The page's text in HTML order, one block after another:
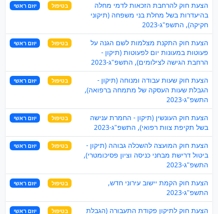
הצעת חוק להרחבת הזכאות לדמי מחלה
בהיעדרות בשל מחלת בני משפחה (תיקוני
חקיקה), התשפ"ג-2023
בטיפול יוזם ראשי
הצעת חוק התקנת מצלמות לשם הגנה על
פעוטות במעונות יום לפעוטות (תיקון -
הרחבת הגישה לצילומים), התשפ"ג-2023
בטיפול יוזם ראשי
הצעת חוק שעות עבודה ומנוחה (תיקון -
הגבלת שעות העסקה של מתמחה ברפואה),
התשפ"ג-2023
בטיפול יוזם ראשי
הצעת חוק העונשין (תיקון - החמרת ענישה
בשל תקיפת צוות רפואי), התשפ"ג-2023
בטיפול יוזם ראשי
הצעת חוק המועצה להשכלה גבוהה (תיקון -
ביטול דרישת מבחני כניסה וציון פסיכומטרי),
התשפ"ג-2023
בטיפול יוזם ראשי
הצעת חוק הקמת יישוב עירוני חדש,
התשפ"ג-2023
בטיפול יוזם ראשי
הצעת חוק לתיקון פקודת התעבורה (הגבלת
בטיפול יוזם ראשי